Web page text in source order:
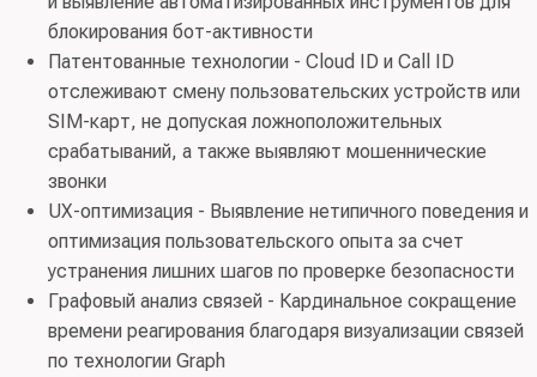
блокирования бот-активности
Патентованные технологии - Cloud ID и Call ID
отслеживают смену пользовательских устройств или
SIM-карт, не допуская ложноположительных
срабатываний, а также выявляют мошеннические
звонки
UX-оптимизация - Выявление нетипичного поведения и
оптимизация пользовательского опыта за счет
устранения лишних шагов по проверке безопасности
Графовый анализ связей - Кардинальное сокращение
времени реагирования благодаря визуализации связей
по технологии Graph